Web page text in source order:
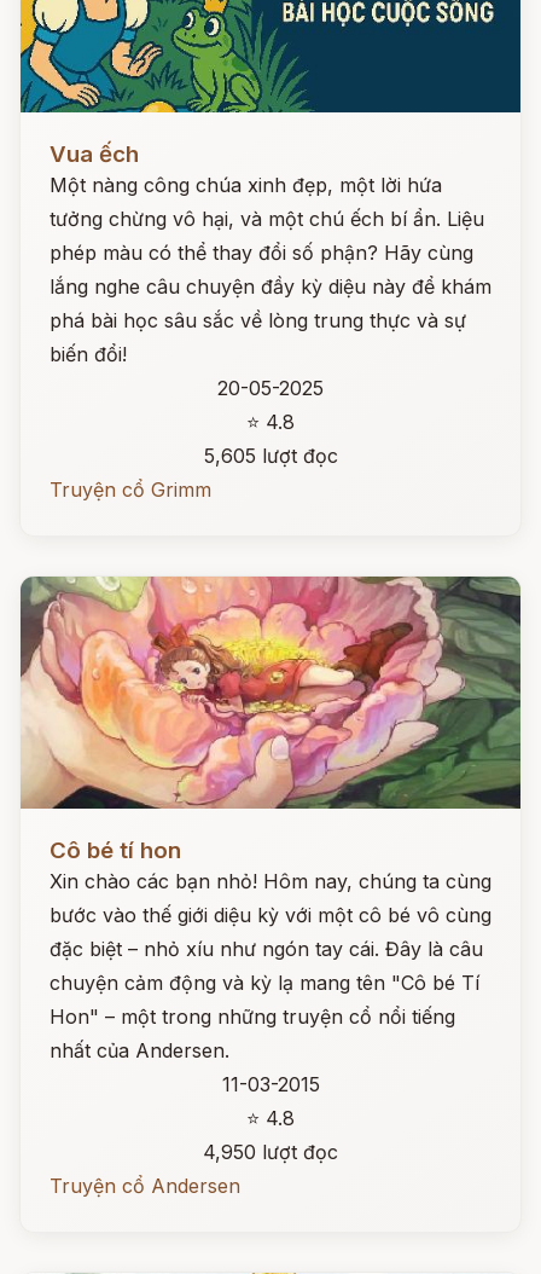
Đọc ngay
Vua ếch
Một nàng công chúa xinh đẹp, một lời hứa
tưởng chừng vô hại, và một chú ếch bí ẩn. Liệu
phép màu có thể thay đổi số phận? Hãy cùng
lắng nghe câu chuyện đầy kỳ diệu này để khám
phá bài học sâu sắc về lòng trung thực và sự
biến đổi!
20-05-2025
⭐ 4.8
5,605 lượt đọc
Truyện cổ Grimm
Cô bé tí hon
Xin chào các bạn nhỏ! Hôm nay, chúng ta cùng
bước vào thế giới diệu kỳ với một cô bé vô cùng
đặc biệt – nhỏ xíu như ngón tay cái. Đây là câu
chuyện cảm động và kỳ lạ mang tên "Cô bé Tí
Hon" – một trong những truyện cổ nổi tiếng
nhất của Andersen.
11-03-2015
⭐ 4.8
4,950 lượt đọc
Truyện cổ Andersen